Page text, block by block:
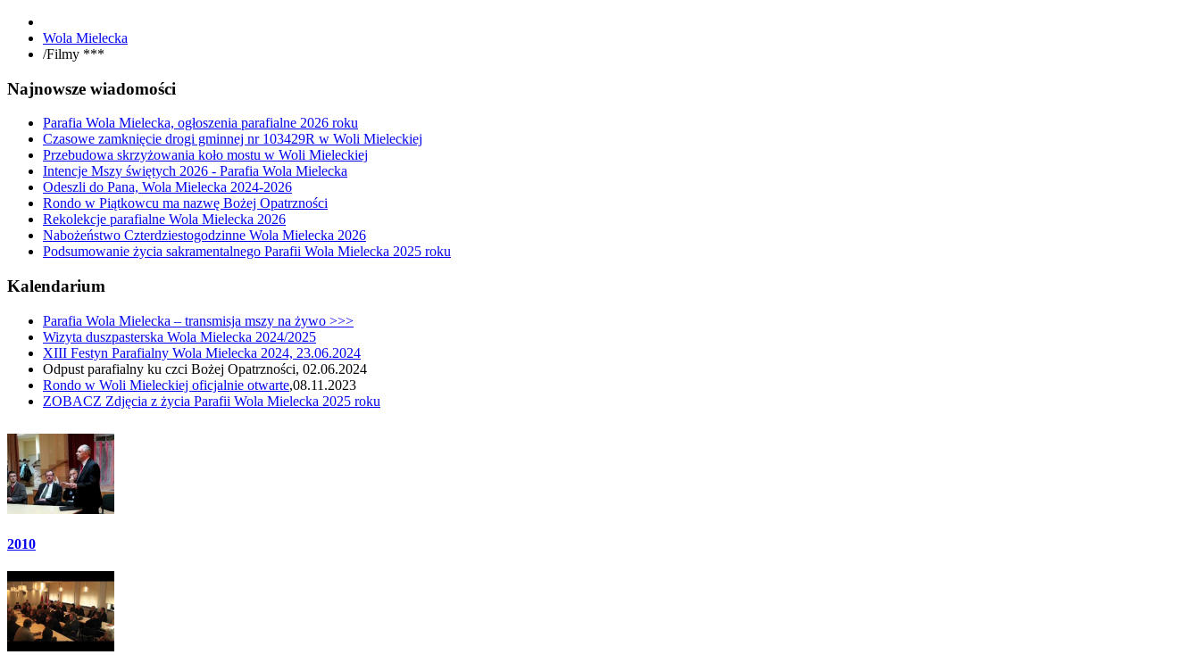
Wola Mielecka
/Filmy ***
Najnowsze wiadomości
Parafia Wola Mielecka, ogłoszenia parafialne 2026 roku
Czasowe zamknięcie drogi gminnej nr 103429R w Woli Mieleckiej
Przebudowa skrzyżowania koło mostu w Woli Mieleckiej
Intencje Mszy świętych 2026 - Parafia Wola Mielecka
Odeszli do Pana, Wola Mielecka 2024-2026
Rondo w Piątkowcu ma nazwę Bożej Opatrzności
Rekolekcje parafialne Wola Mielecka 2026
Nabożeństwo Czterdziestogodzinne Wola Mielecka 2026
Podsumowanie życia sakramentalnego Parafii Wola Mielecka 2025 roku
Kalendarium
Parafia Wola Mielecka – transmisja mszy na żywo >>>
Wizyta duszpasterska Wola Mielecka 2024/2025
XIII Festyn Parafialny Wola Mielecka 2024, 23.06.2024
Odpust parafialny ku czci Bożej Opatrzności, 02.06.2024
Rondo w Woli Mieleckiej oficjalnie otwarte,08.11.2023
ZOBACZ Zdjęcia z życia Parafii Wola Mielecka 2025 roku
2010